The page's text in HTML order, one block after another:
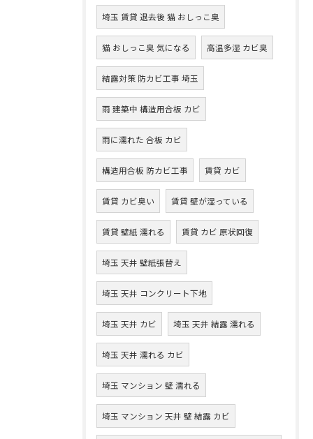
埼玉 賃貸 退去後 猫 おしっこ臭
猫 おしっこ臭 気になる 高温多湿 カビ臭
結露対策 防カビ工事 埼玉
雨 建築中 構造用合板 カビ
雨に濡れた 合板 カビ
構造用合板 防カビ工事 賃貸 カビ
賃貸 カビ臭い 賃貸 壁が湿っている
賃貸 壁紙 濡れる 賃貸 カビ 原状回復
埼玉 天井 壁紙張替え
埼玉 天井 コンクリート下地
埼玉 天井 カビ 埼玉 天井 結露 濡れる
埼玉 天井 濡れる カビ
埼玉 マンション 壁 濡れる
埼玉 マンション 天井 壁 結露 カビ